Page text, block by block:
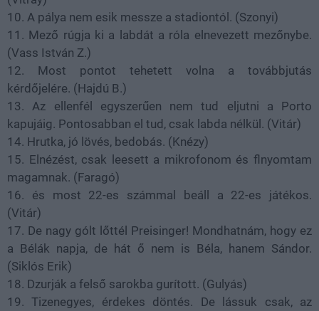
10. A pálya nem esik messze a stadiontól. (Szonyi)
11. Mező rúgja ki a labdát a róla elnevezett mezőnybe.
(Vass István Z.)
12. Most pontot tehetett volna a továbbjutás
kérdőjelére. (Hajdú B.)
13. Az ellenfél egyszerűen nem tud eljutni a Porto
kapujáig. Pontosabban el tud, csak labda nélkül. (Vitár)
14. Hrutka, jó lövés, bedobás. (Knézy)
15. Elnézést, csak leesett a mikrofonom és flnyomtam
magamnak. (Faragó)
16. és most 22-es számmal beáll a 22-es játékos.
(Vitár)
17. De nagy gólt lőttél Preisinger! Mondhatnám, hogy ez
a Bélák napja, de hát ő nem is Béla, hanem Sándor.
(Siklós Erik)
18. Dzurják a felső sarokba gurított. (Gulyás)
19. Tizenegyes, érdekes döntés. De lássuk csak, az